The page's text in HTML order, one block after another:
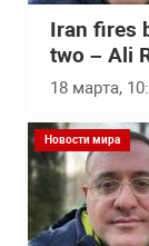
Iran fires
two – Ali
18 марта,
Новости мира